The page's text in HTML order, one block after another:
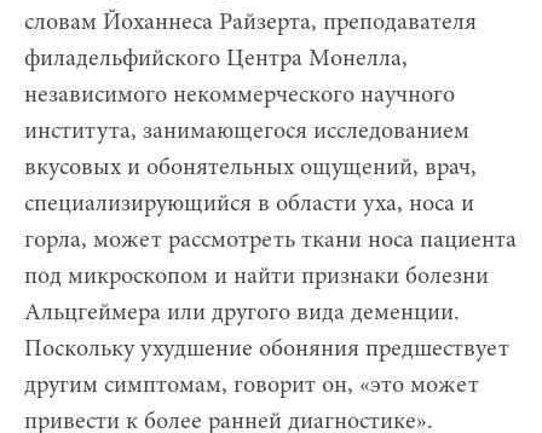
словам Йоханнеса Райзерта, преподавателя
филадельфийского Центра Монелла,
независимого некоммерческого научного
института, занимающегося исследованием
вкусовых и обонятельных ощущений, врач,
специализирующийся в области уха, носа и
горла, может рассмотреть ткани носа пациента
под микроскопом и найти признаки болезни
Альцгеймера или другого вида деменции.
Поскольку ухудшение обоняния предшествует
другим симптомам, говорит он, «это может
привести к более ранней диагностике».